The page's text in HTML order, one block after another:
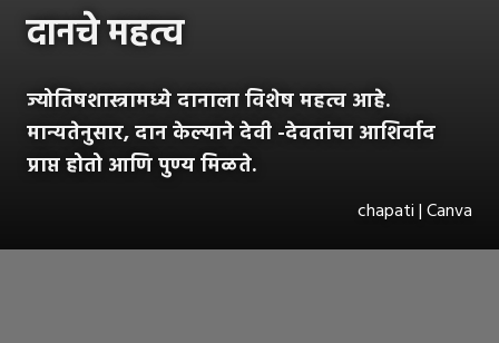
दानचे महत्व
ज्योतिषशास्त्रामध्ये दानाला विशेष महत्व आहे.
मान्यतेनुसार, दान केल्याने देवी -देवतांचा आशिर्वाद
प्राप्त होतो आणि पुण्य मिळते.
chapati | Canva